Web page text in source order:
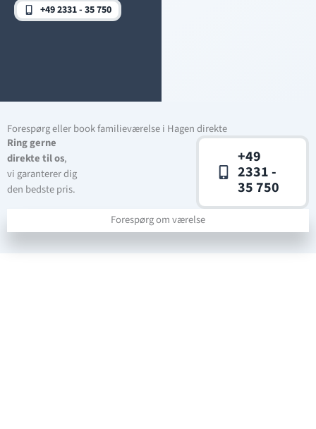
+49 2331 - 35 750
Forespørg eller book familieværelse i Hagen direkte
Ring gerne
direkte til os,
vi garanterer dig
den bedste pris.
+49
2331 -
35 750
Forespørg om værelse